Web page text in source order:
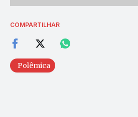
COMPARTILHAR
Polêmica